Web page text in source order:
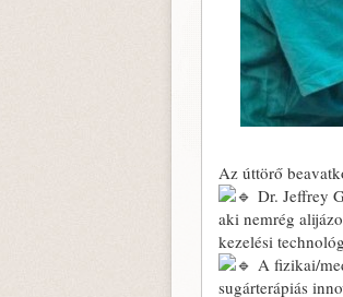
Az úttörő
Dr. Jeffrey
aki nemrég
kezelési
A fizikai/
sugárterápiás